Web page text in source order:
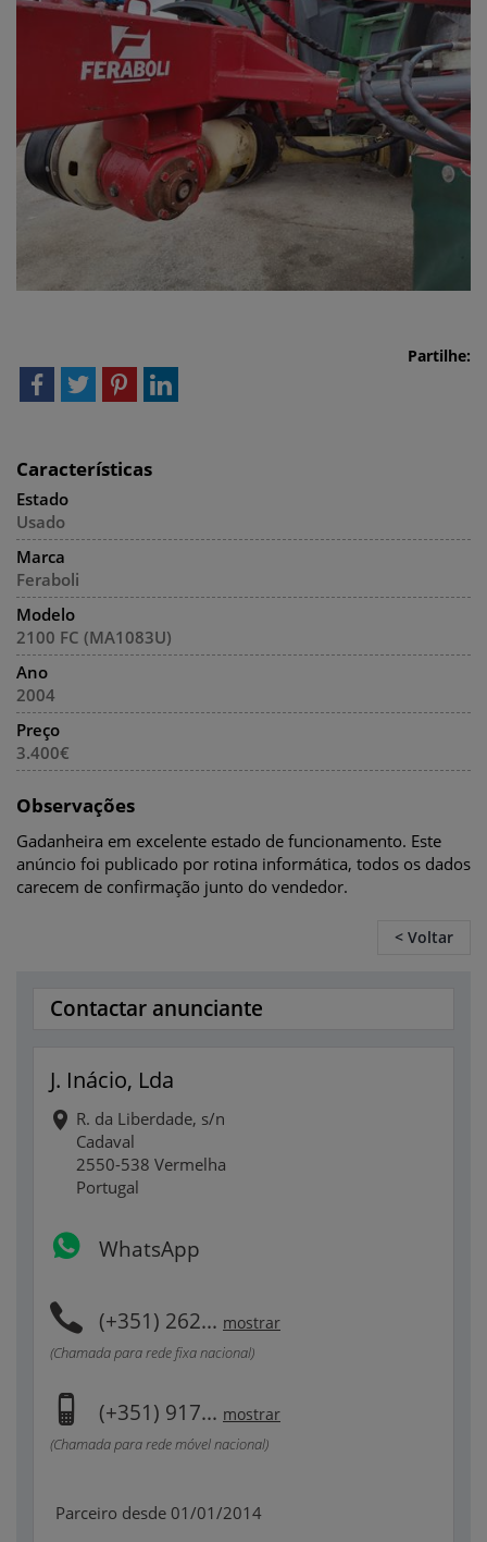
Partilhe:
Características
Estado
Usado
Marca
Feraboli
Modelo
2100 FC (MA1083U)
Ano
2004
Preço
3.400€
Observações
Gadanheira em excelente estado de funcionamento. Este
anúncio foi publicado por rotina informática, todos os dados
carecem de confirmação junto do vendedor.
< Voltar
Contactar anunciante
J. Inácio, Lda
R. da Liberdade, s/n
Cadaval
2550-538 Vermelha
Portugal
WhatsApp
(+351) 262... mostrar
(Chamada para rede fixa nacional)
(+351) 917... mostrar
(Chamada para rede móvel nacional)
Parceiro desde 01/01/2014